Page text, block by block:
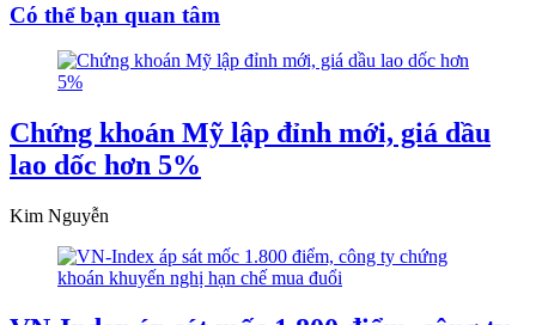
Có thể bạn quan tâm
Chứng khoán Mỹ lập đỉnh mới, giá dầu
lao dốc hơn 5%
Kim Nguyễn